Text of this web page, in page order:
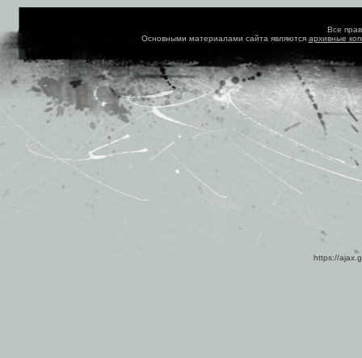
Все
Основными материалами сайта являются архивные
https://